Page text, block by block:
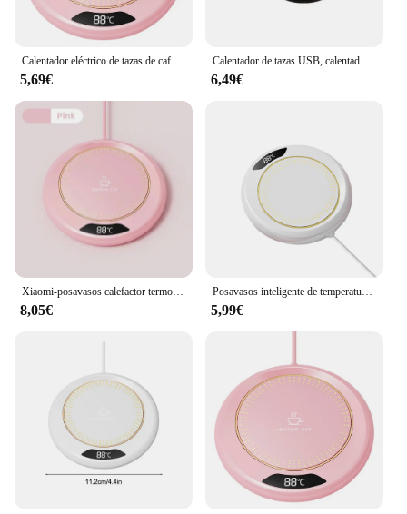
5,69€
Calentador de tazas USB, calentador eléctrico de tazas de café, té y leche, posavasos de calefacción para el hogar y la Oficina, calentador de tazas de escritorio USB
6,49€
Xiaomi-posavasos calefactor termostático USB, taza calefactora para el hogar, ajuste de 3 velocidades, calefacción de 55 grados, temperatura constante, nuevo
8,05€
Posavasos inteligente de temperatura constante, almohadilla calefactora de agua, té y leche, USB, 3 Ajustes de temperatura, calentador de tazas para té y agua, Oficina
5,99€